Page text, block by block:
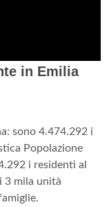
in Emilia
sono 4.474.292 i
Popolazione
i residenti al
3 mila unità